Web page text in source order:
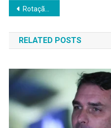
Navegação
de
Post
Rotação para Small Caps na B3 Aumenta Após Alta de Gigantes
RELATED POSTS